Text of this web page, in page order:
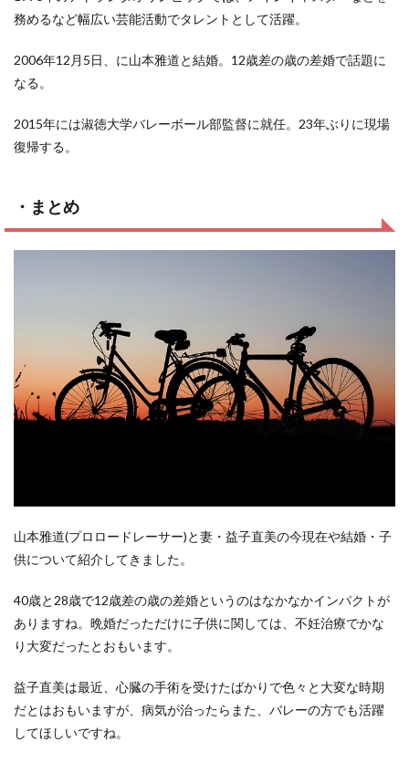
務めるなど幅広い芸能活動でタレントとして活躍。
2006年12月5日、に山本雅道と結婚。12歳差の歳の差婚で話題に
なる。
2015年には淑徳大学バレーボール部監督に就任。23年ぶりに現場
復帰する。
・まとめ
山本雅道(プロロードレーサー)と妻・益子直美の今現在や結婚・子
供について紹介してきました。
40歳と28歳で12歳差の歳の差婚というのはなかなかインパクトが
ありますね。晩婚だっただけに子供に関しては、不妊治療でかな
り大変だったとおもいます。
益子直美は最近、心臓の手術を受けたばかりで色々と大変な時期
だとはおもいますが、病気が治ったらまた、バレーの方でも活躍
してほしいですね。